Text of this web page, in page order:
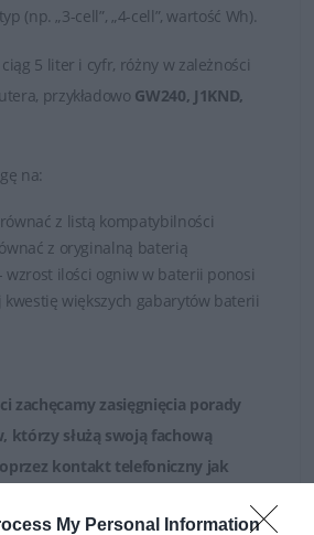
My Personal Information
(np. „3-cell”, „4-cell”, wartość Wh).
ciąg 5 liter i cyfr, różny w zależności
przykładowo GW240, J1KND,
na:
z listą kompatybilności
z oryginalną baterią
wzrost ilości ogniw w baterii ponosi
kwestię większych gabarytów baterii
zachęcamy zasięgnięcia porady
którzy służą swoją fachową
kontakt telefoniczny jak